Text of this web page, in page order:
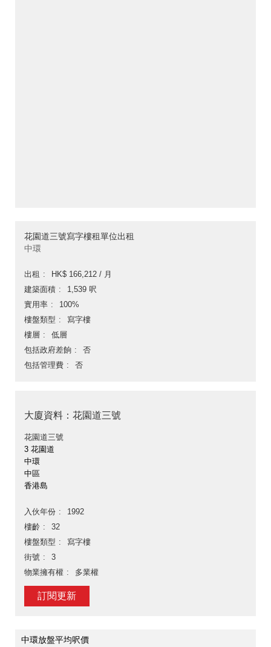
花園道三號寫字樓租單位出租
中環
出租
HK$ 166,212 / 月
建築面積
1,539 呎
實用率
100%
樓盤類型
寫字樓
樓層
低層
包括政府差餉
否
包括管理費
否
大廈資料：花園道三號
花園道三號
3 花園道
中環
中區
香港島
入伙年份
1992
樓齡
32
樓盤類型
寫字樓
街號
3
物業擁有權
多業權
訂閱更新
中環放盤平均呎價